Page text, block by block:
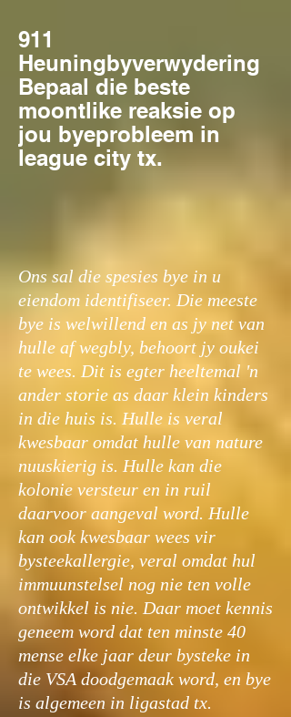
911
Heuningbyverwydering
Bepaal die beste
moontlike reaksie op
jou byeprobleem in
league city tx.
Ons sal die spesies bye in u
eiendom identifiseer. Die meeste
bye is welwillend en as jy net van
hulle af wegbly, behoort jy oukei
te wees. Dit is egter heeltemal 'n
ander storie as daar klein kinders
in die huis is. Hulle is veral
kwesbaar omdat hulle van nature
nuuskierig is. Hulle kan die
kolonie versteur en in ruil
daarvoor aangeval word. Hulle
kan ook kwesbaar wees vir
bysteekallergie, veral omdat hul
immuunstelsel nog nie ten volle
ontwikkel is nie. Daar moet kennis
geneem word dat ten minste 40
mense elke jaar deur bysteke in
die VSA doodgemaak word, en bye
is algemeen in ligastad tx.